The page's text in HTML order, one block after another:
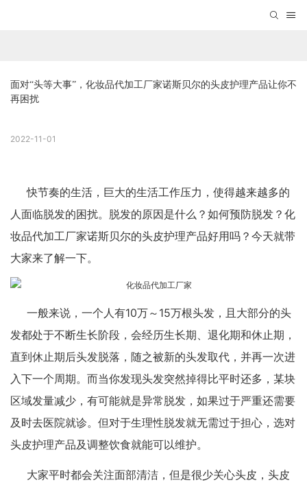
面对“头等大事”，化妆品代加工厂家诺斯贝尔的头皮护理产品让你不
再困扰
2022-11-01
快节奏的生活，巨大的生活工作压力，使得越来越多的
人面临脱发的困扰。脱发的原因是什么？如何预防脱发？化
妆品代加工厂家诺斯贝尔的头皮护理产品好用吗？今天就带
大家来了解一下。
一般来说，一个人有10万～15万根头发，且大部分的头
发都处于不断生长阶段，会经历生长期、退化期和休止期，
直到休止期后头发脱落，随之被新的头发取代，并再一次进
入下一个周期。而当你发现头发突然掉得比平时还多，某块
区域发量减少，有可能就是异常脱发，如果过于严重还需要
及时去医院就诊。但对于生理性脱发就无需过于担心，选对
头皮护理产品及调整饮食就能可以维护。
大家平时都会关注面部清洁，但是很少关心头皮，头皮